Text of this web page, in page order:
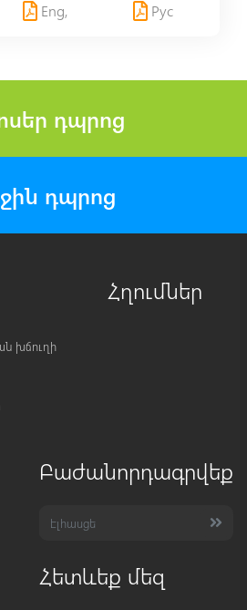
Eng, Рус
դպրոց
դպրոց
խճուղի
Հղումներ
Բաժանորդագրվեք
Հետևեք մեզ